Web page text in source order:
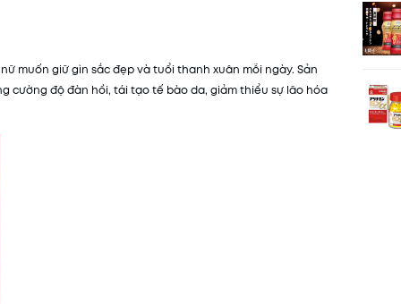
muốn giữ gìn sắc đẹp và tuổi thanh xuân mỗi ngày. Sản
cường độ đàn hồi, tái tạo tế bào da, giảm thiểu sự lão hóa